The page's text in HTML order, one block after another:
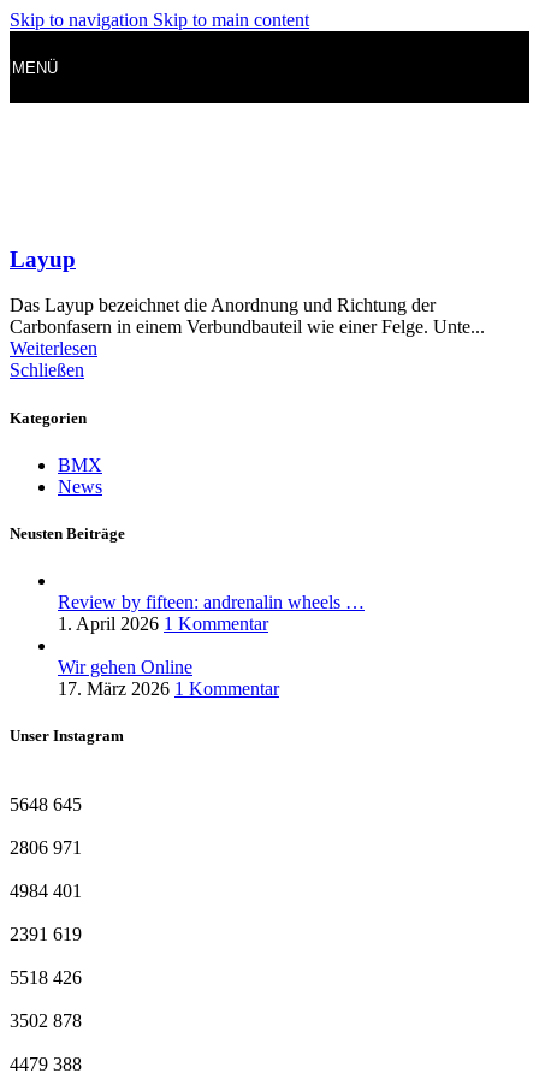
Skip to navigation Skip to main content
MENÜ
Layup
Das Layup bezeichnet die Anordnung und Richtung der
Carbonfasern in einem Verbundbauteil wie einer Felge. Unte...
Weiterlesen
Schließen
Kategorien
BMX
News
Neusten Beiträge
Review by fifteen: andrenalin wheels …
1. April 2026 1 Kommentar
Wir gehen Online
17. März 2026 1 Kommentar
Unser Instagram
5648 645
2806 971
4984 401
2391 619
5518 426
3502 878
4479 388